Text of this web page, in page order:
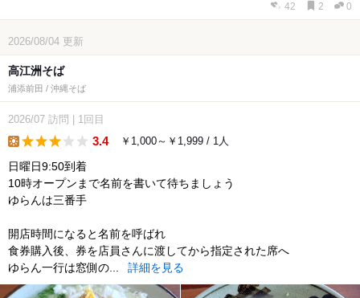
42 2 0
2026/08/04 更新
高江洲そば
浦添前田 / 沖縄そば
2026/07 訪問 1回目
3.4 ￥1,000～￥1,999 / 1人
日曜日9:50到着
10時オープンまで名前を書いて待ちましょう
ゆらんは三番手
開店時間になると名前を呼ばれ
食券購入後、券を店員さんに渡してから指定された席へ
ゆらん一行は窓側の...
詳細を見る